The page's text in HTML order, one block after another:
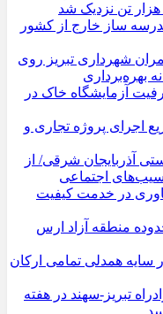
‌ساز خارج از کشور
شهرداری تبریز روی
بهره‌برداری
آزمایشگاه خاک در
اجرای پروژه تجاری و
آذربایجان شرقی/ از
اجتماعی
در خدمت کیفیت
منطقه آزاد ارس
سایه همدلی تمامی ارکان
تبریز-سهند در هفته